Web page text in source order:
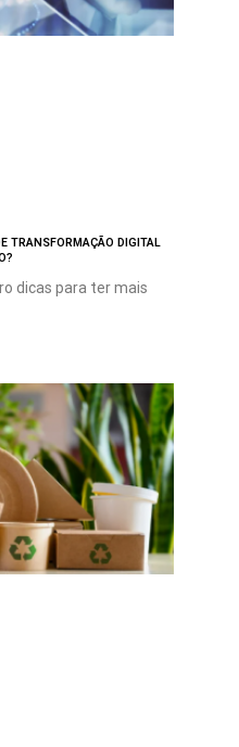
TRANSFORMAÇÃO DIGITAL
dicas para ter mais